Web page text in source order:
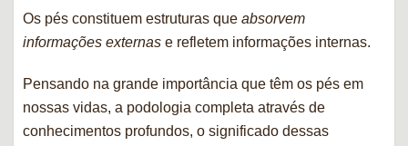
Os pés constituem estruturas que absorvem
informações externas e refletem informações internas.
Pensando na grande importância que têm os pés em
nossas vidas, a podologia completa através de
conhecimentos profundos, o significado dessas